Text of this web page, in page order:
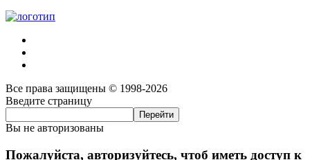
Все права защищены © 1998-2026
Введите страницу
Вы не авторизованы
Пожалуйста, авторизуйтесь, чтоб иметь доступ к